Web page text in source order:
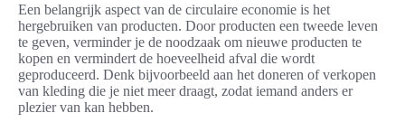
Een belangrijk aspect van de circulaire economie is het
hergebruiken van producten. Door producten een tweede leven
te geven, verminder je de noodzaak om nieuwe producten te
kopen en vermindert de hoeveelheid afval die wordt
geproduceerd. Denk bijvoorbeeld aan het doneren of verkopen
van kleding die je niet meer draagt, zodat iemand anders er
plezier van kan hebben.